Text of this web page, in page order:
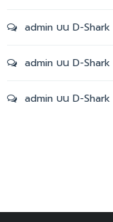
admin บน D-Shark
admin บน D-Shark
admin บน D-Shark